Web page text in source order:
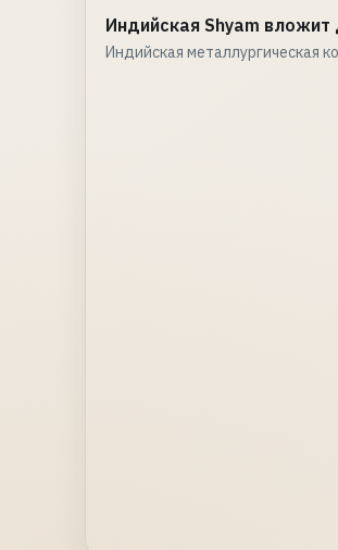
Индийская Shyam
Индийская металлургическая